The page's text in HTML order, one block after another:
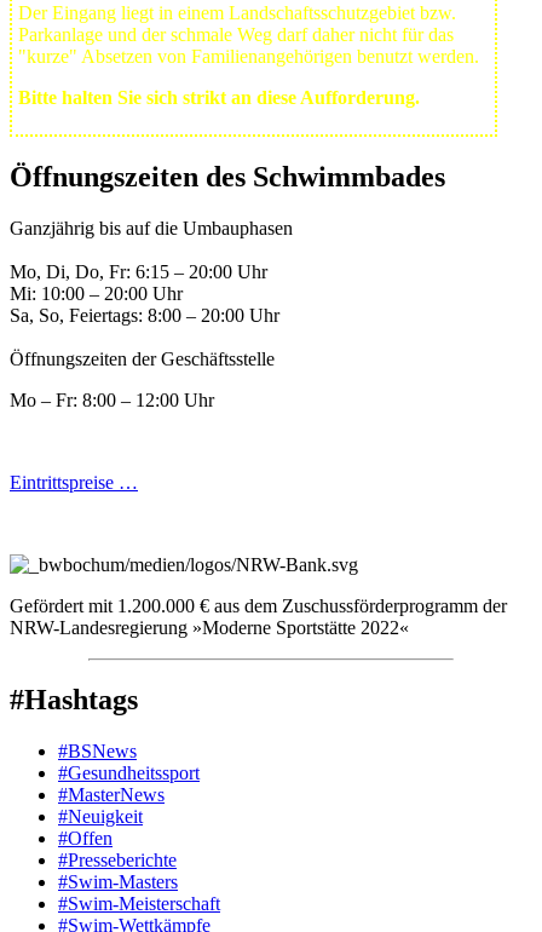
Der Eingang liegt in einem Landschafts­schutzgebiet bzw.
Park­anlage und der schmale Weg darf daher nicht für das
"kurze" Absetzen von Familienangehörigen benutzt werden.
Bitte halten Sie sich strikt an diese Aufforderung.
Öffnungszeiten des Schwimmbades
Ganzjährig bis auf die Umbauphasen
Mo, Di, Do, Fr: 6:15 – 20:00 Uhr
Mi: 10:00 – 20:00 Uhr
Sa, So, Feiertags: 8:00 – 20:00 Uhr
Öffnungszeiten der Geschäftsstelle
Mo – Fr: 8:00 – 12:00 Uhr
Eintrittspreise …
Gefördert mit 1.200.000 € aus dem Zuschussförderprogramm der
NRW-Landesregierung »Moderne Sportstätte 2022«
#Hashtags
#BSNews
#Gesundheitssport
#MasterNews
#Neuigkeit
#Offen
#Presse­berichte
#Swim-Masters
#Swim-Meister­schaft
#Swim-Wett­kämpfe